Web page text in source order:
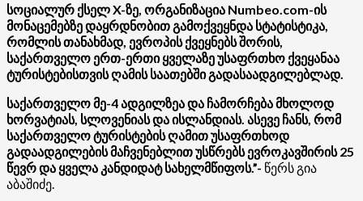
სოციალურ ქსელ X-ზე, ორგანიზაცია Numbeo.com-ის
მონაცემებზე დაყრდნობით გამოქვეყნდა სტატისტიკა,
რომლის თანახმად, ევროპის ქვეყნებს შორის,
საქართველო ერთ-ერთი ყველაზე უსაფრთხო ქვეყანაა
ტურისტებისთვის ღამის საათებში გადასაადგილებლად.
საქართველო მე-4 ადგილზეა და ჩამორჩება მხოლოდ
ხორვატიას, სლოვენიას და ისლანდიას. ასევე ჩანს, რომ
საქართველო ტურისტების ღამით უსაფრთხოდ
გადაადგილების მაჩვენებლით უსწრებს ევროკავშირის 25
წევრ და ყველა კანდიდატ სახელმწიფოს.”- წერს გია
აბაშიძე.